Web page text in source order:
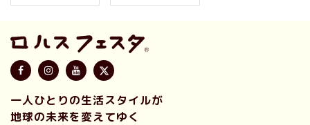
一人ひとりの生活スタイルが
地球の未来を変えてゆく